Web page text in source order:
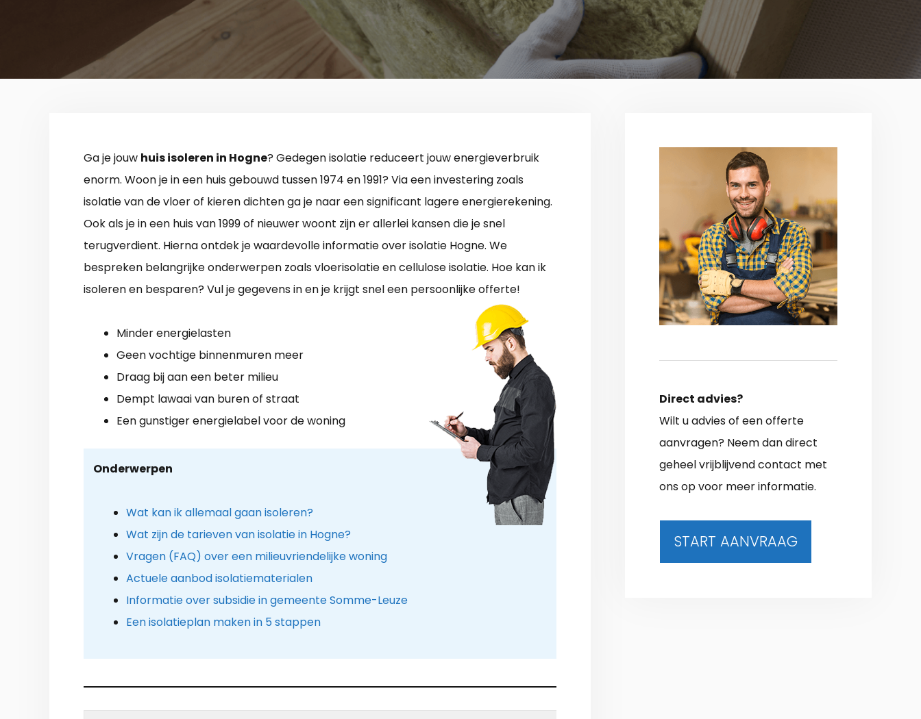
Ga je jouw huis isoleren in Hogne? Gedegen isolatie reduceert jouw energieverbruik
enorm. Woon je in een huis gebouwd tussen 1974 en 1991? Via een investering zoals
isolatie van de vloer of kieren dichten ga je naar een significant lagere energierekening.
Ook als je in een huis van 1999 of nieuwer woont zijn er allerlei kansen die je snel
terugverdient. Hierna ontdek je waardevolle informatie over isolatie Hogne. We
bespreken belangrijke onderwerpen zoals vloerisolatie en cellulose isolatie. Hoe kan ik
isoleren en besparen? Vul je gegevens in en je krijgt snel een persoonlijke offerte!
Minder energielasten
Geen vochtige binnenmuren meer
Draag bij aan een beter milieu
Dempt lawaai van buren of straat
Een gunstiger energielabel voor de woning
Onderwerpen
Wat kan ik allemaal gaan isoleren?
Wat zijn de tarieven van isolatie in Hogne?
Vragen (FAQ) over een milieuvriendelijke woning
Actuele aanbod isolatiematerialen
Informatie over subsidie in gemeente Somme-Leuze
Een isolatieplan maken in 5 stappen
Direct advies?
Wilt u advies of een offerte
aanvragen? Neem dan direct
geheel vrijblijvend contact met
ons op voor meer informatie.
START AANVRAAG